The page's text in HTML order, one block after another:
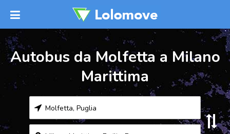
Autobus da Molfetta a Milano
Marittima